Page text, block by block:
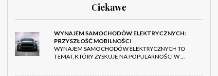
Ciekawe
WYNAJEM SAMOCHODÓW ELEKTRYCZNYCH:
PRZYSZŁOŚĆ MOBILNOŚCI
WYNAJEM SAMOCHODÓW ELEKTRYCZNYCH TO
TEMAT, KTÓRY ZYSKUJE NA POPULARNOŚCI W …